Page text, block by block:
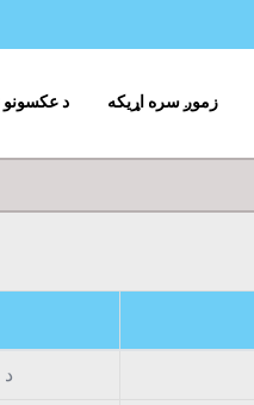
د عکسونو زموږ سره اړیکه